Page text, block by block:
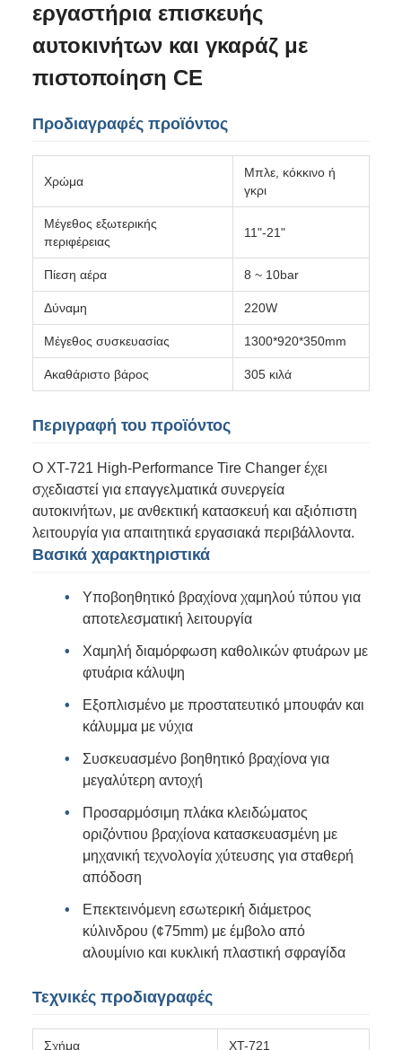
εργαστήρια επισκευής
αυτοκινήτων και γκαράζ με
πιστοποίηση CE
Προδιαγραφές προϊόντος
Χρώμα
Μπλε, κόκκινο ή
γκρι
Μέγεθος εξωτερικής
περιφέρειας
11"-21"
Πίεση αέρα 8 ~ 10bar
Δύναμη 220W
Μέγεθος συσκευασίας 1300*920*350mm
Ακαθάριστο βάρος 305 κιλά
Περιγραφή του προϊόντος
Ο XT-721 High-Performance Tire Changer έχει
σχεδιαστεί για επαγγελματικά συνεργεία
αυτοκινήτων, με ανθεκτική κατασκευή και αξιόπιστη
λειτουργία για απαιτητικά εργασιακά περιβάλλοντα.
Βασικά χαρακτηριστικά
Υποβοηθητικό βραχίονα χαμηλού τύπου για
αποτελεσματική λειτουργία
Χαμηλή διαμόρφωση καθολικών φτυάρων με
φτυάρια κάλυψη
Εξοπλισμένο με προστατευτικό μπουφάν και
κάλυμμα με νύχια
Συσκευασμένο βοηθητικό βραχίονα για
μεγαλύτερη αντοχή
Προσαρμόσιμη πλάκα κλειδώματος
οριζόντιου βραχίονα κατασκευασμένη με
μηχανική τεχνολογία χύτευσης για σταθερή
απόδοση
Επεκτεινόμενη εσωτερική διάμετρος
κύλινδρου (¢75mm) με έμβολο από
αλουμίνιο και κυκλική πλαστική σφραγίδα
Τεχνικές προδιαγραφές
Σχήμα XT-721